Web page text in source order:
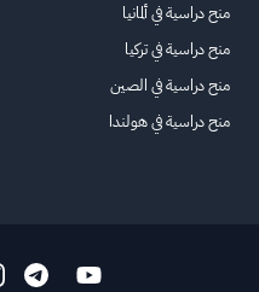
منح دراسية في ألمانيا
منح دراسية في تركيا
منح دراسية في الصين
منح دراسية في هولندا